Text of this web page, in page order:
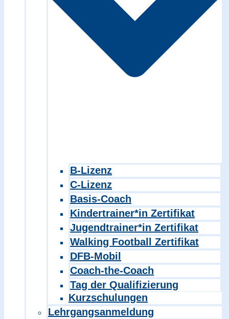
B-Lizenz
C-Lizenz
Basis-Coach
Kindertrainer*in Zertifikat
Jugendtrainer*in Zertifikat
Walking Football Zertifikat
DFB-Mobil
Coach-the-Coach
Tag der Qualifizierung
Kurzschulungen
Lehrgangsanmeldung